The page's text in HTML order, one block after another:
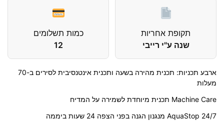
תקופת אחריות
שנה ע"י רייבי
כמות תשלומים
12
ארבע תכניות: תכנית מהירה בשעה ותכנית אינטנסיבית לסירים ב-70
מעלות
Machine Care תכנית מיוחדת לשמירה על המדיח
24/7 AquaStop מנגנון הגנה בפני הצפה 24 שעות ביממה